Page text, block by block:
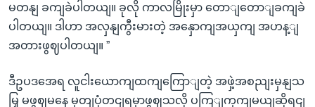
မတနျ ခကျခဲပါတယျ။ ခုလို ကာလမြိုးမှာ တောျတောျခကျခဲ
ပါတယျ။ ဒါဟာ အလှနျကွီးမားတဲ့ အနှောကျအယှကျ အဟန့ျ
အတားဖွဈပါတယျ။ ”
ဒီဥပဒအေရ လူငါးယောကျထကျကြောျတဲ့ အဖှဲ့အစညျးမှနျသ
မြှ မဖွဈမနေ မှတျပုံတငျရမှာဖွဈသလို ပကြျကှကျမယျဆိုရငျ